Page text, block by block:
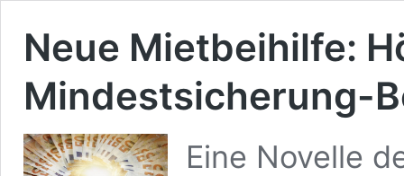
Neue Mietbeihilfe:
Mindestsicherung-
Eine Novelle